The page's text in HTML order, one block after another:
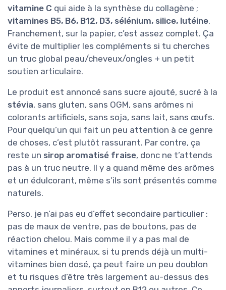
vitamine C qui aide à la synthèse du collagène ;
vitamines B5, B6, B12, D3, sélénium, silice, lutéine.
Franchement, sur la papier, c’est assez complet. Ça
évite de multiplier les compléments si tu cherches
un truc global peau/cheveux/ongles + un petit
soutien articulaire.
Le produit est annoncé sans sucre ajouté, sucré à la
stévia, sans gluten, sans OGM, sans arômes ni
colorants artificiels, sans soja, sans lait, sans œufs.
Pour quelqu’un qui fait un peu attention à ce genre
de choses, c’est plutôt rassurant. Par contre, ça
reste un sirop aromatisé fraise, donc ne t’attends
pas à un truc neutre. Il y a quand même des arômes
et un édulcorant, même s’ils sont présentés comme
naturels.
Perso, je n’ai pas eu d’effet secondaire particulier :
pas de maux de ventre, pas de boutons, pas de
réaction chelou. Mais comme il y a pas mal de
vitamines et minéraux, si tu prends déjà un multi-
vitamines bien dosé, ça peut faire un peu doublon
et tu risques d’être très largement au-dessus des